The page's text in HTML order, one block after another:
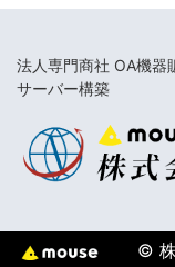
法人専門商社 OA機器
サーバー構築
©